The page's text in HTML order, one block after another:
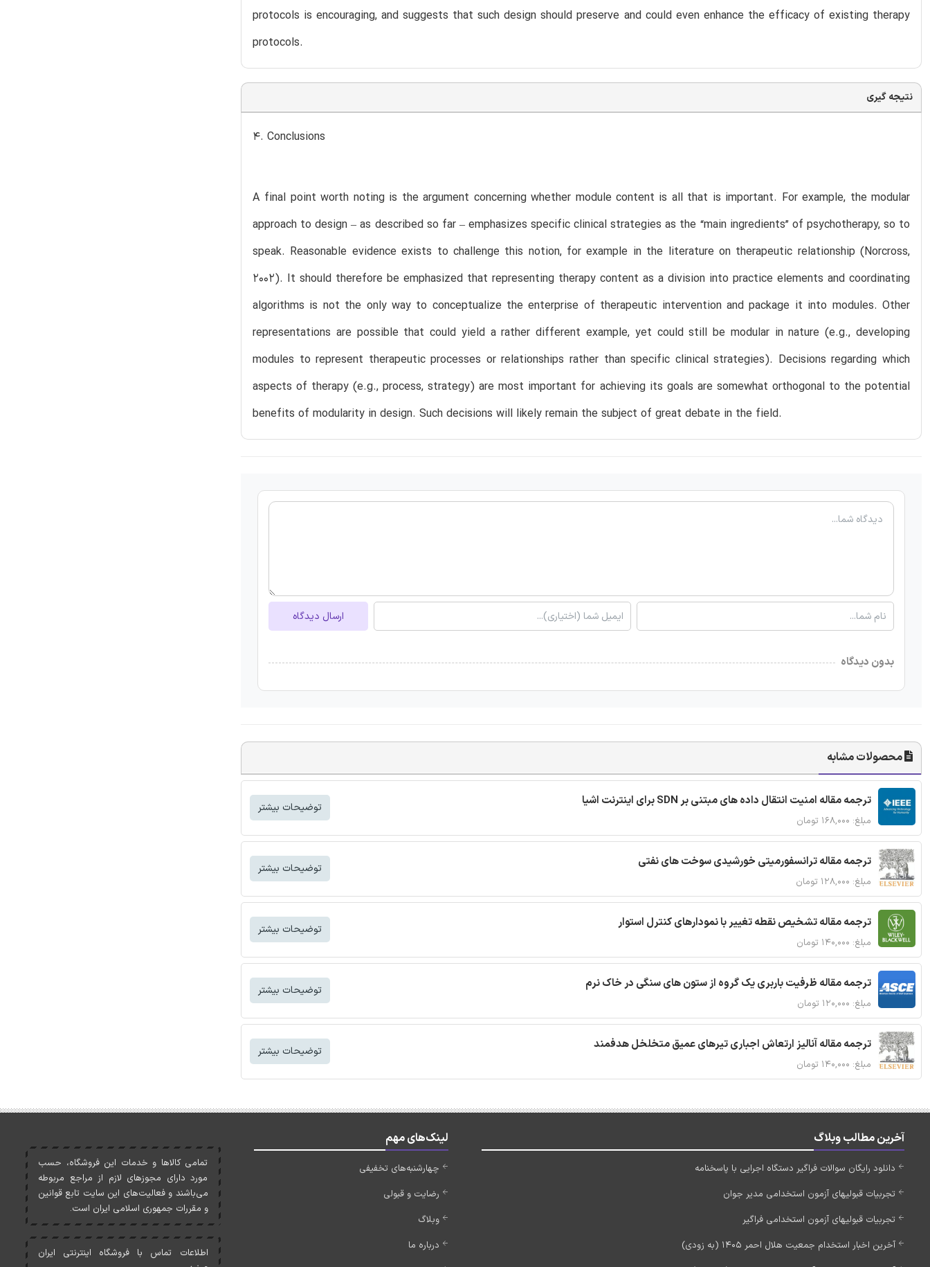
protocols is encouraging, and suggests that such design should preserve and could even enhance the efficacy of existing therapy
protocols.
نتیجه گیری
4. Conclusions
A final point worth noting is the argument concerning whether module content is all that is important. For example, the modular
approach to design – as described so far – emphasizes specific clinical strategies as the “main ingredients” of psychotherapy, so to
speak. Reasonable evidence exists to challenge this notion, for example in the literature on therapeutic relationship (Norcross,
2002). It should therefore be emphasized that representing therapy content as a division into practice elements and coordinating
algorithms is not the only way to conceptualize the enterprise of therapeutic intervention and package it into modules. Other
representations are possible that could yield a rather different example, yet could still be modular in nature (e.g., developing
modules to represent therapeutic processes or relationships rather than specific clinical strategies). Decisions regarding which
aspects of therapy (e.g., process, strategy) are most important for achieving its goals are somewhat orthogonal to the potential
benefits of modularity in design. Such decisions will likely remain the subject of great debate in the field.
ارسال دیدگاه
بدون دیدگاه
محصولات مشابه
ترجمه مقاله امنیت انتقال داده های مبتنی بر SDN برای اینترنت اشیا
مبلغ: ۱۶۸,۰۰۰ تومان
توضیحات بیشتر
ترجمه مقاله ترانسفورمیتی خورشیدی سوخت های نفتی
مبلغ: ۱۲۸,۰۰۰ تومان
توضیحات بیشتر
ترجمه مقاله تشخیص نقطه تغییر با نمودارهای کنترل استوار
مبلغ: ۱۴۰,۰۰۰ تومان
توضیحات بیشتر
ترجمه مقاله ظرفیت باربری یک گروه از ستون های سنگی در خاک نرم
مبلغ: ۱۲۰,۰۰۰ تومان
توضیحات بیشتر
ترجمه مقاله آنالیز ارتعاش اجباری تیرهای عمیق متخلخل هدفمند
مبلغ: ۱۴۰,۰۰۰ تومان
توضیحات بیشتر
آخرین مطالب وبلاگ
دانلود رایگان سوالات فراگیر دستگاه اجرایی با پاسخنامه
تجربیات قبولیهای آزمون استخدامی مدیر جوان
تجربیات قبولیهای آزمون استخدامی فراگیر
آخرین اخبار استخدام جمعیت هلال احمر 1405 (به زودی)
لینک‌های مهم
چهارشنبه‌های تخفیفی
رضایت و قبولی
وبلاگ
درباره ما
تمامی کالاها و خدمات اين فروشگاه، حسب
مورد دارای مجوزهای لازم از مراجع مربوطه
می‌باشند و فعاليت‌های اين سايت تابع قوانين
و مقررات جمهوری اسلامی ايران است.
اطلاعات تماس با فروشگاه اینترنتی ایران